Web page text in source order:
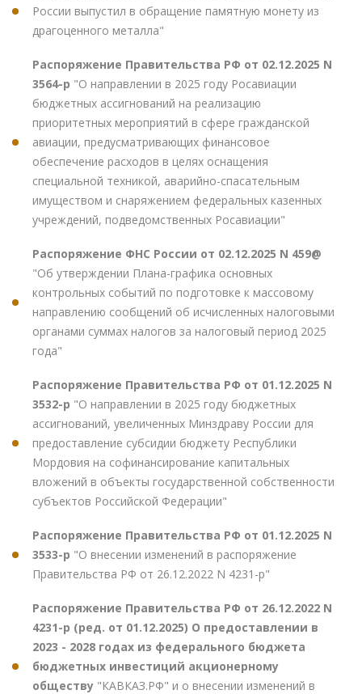
России выпустил в обращение памятную монету из
драгоценного металла"
Распоряжение Правительства РФ от 02.12.2025 N
3564-р "О направлении в 2025 году Росавиации
бюджетных ассигнований на реализацию
приоритетных мероприятий в сфере гражданской
авиации, предусматривающих финансовое
обеспечение расходов в целях оснащения
специальной техникой, аварийно-спасательным
имуществом и снаряжением федеральных казенных
учреждений, подведомственных Росавиации"
Распоряжение ФНС России от 02.12.2025 N 459@
"Об утверждении Плана-графика основных
контрольных событий по подготовке к массовому
направлению сообщений об исчисленных налоговыми
органами суммах налогов за налоговый период 2025
года"
Распоряжение Правительства РФ от 01.12.2025 N
3532-р "О направлении в 2025 году бюджетных
ассигнований, увеличенных Минздраву России для
предоставление субсидии бюджету Республики
Мордовия на софинансирование капитальных
вложений в объекты государственной собственности
субъектов Российской Федерации"
Распоряжение Правительства РФ от 01.12.2025 N
3533-р "О внесении изменений в распоряжение
Правительства РФ от 26.12.2022 N 4231-р"
Распоряжение Правительства РФ от 26.12.2022 N
4231-р (ред. от 01.12.2025) О предоставлении в
2023 - 2028 годах из федерального бюджета
бюджетных инвестиций акционерному
обществу "КАВКАЗ.РФ" и о внесении изменений в